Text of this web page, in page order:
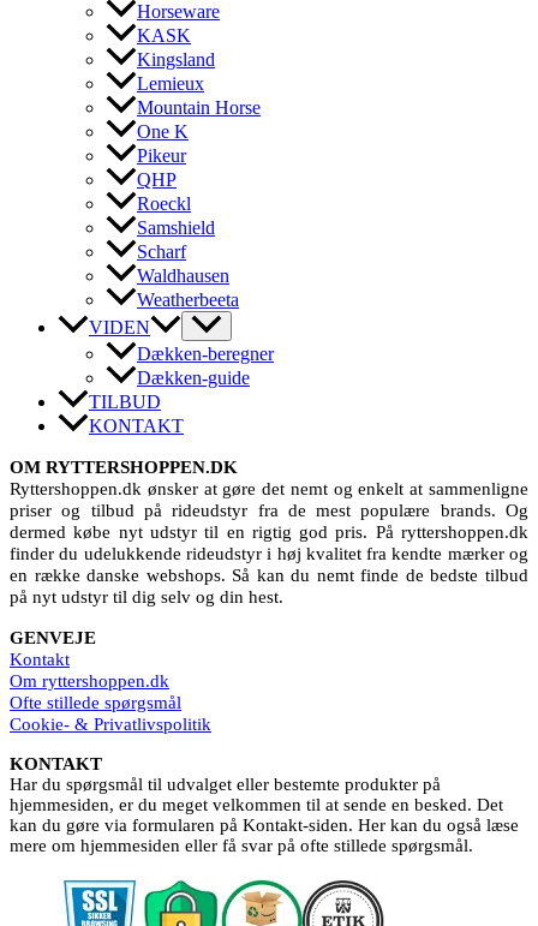
Horseware
KASK
Kingsland
Lemieux
Mountain Horse
One K
Pikeur
QHP
Roeckl
Samshield
Scharf
Waldhausen
Weatherbeeta
VIDEN
Dækken-beregner
Dækken-guide
TILBUD
KONTAKT
OM RYTTERSHOPPEN.DK
Ryttershoppen.dk ønsker at gøre det nemt og enkelt at sammenligne
priser og tilbud på rideudstyr fra de mest populære brands. Og
dermed købe nyt udstyr til en rigtig god pris. På ryttershoppen.dk
finder du udelukkende rideudstyr i høj kvalitet fra kendte mærker og
en række danske webshops. Så kan du nemt finde de bedste tilbud
på nyt udstyr til dig selv og din hest.
GENVEJE
Kontakt
Om ryttershoppen.dk
Ofte stillede spørgsmål
Cookie- & Privatlivspolitik
KONTAKT
Har du spørgsmål til udvalget eller bestemte produkter på
hjemmesiden, er du meget velkommen til at sende en besked. Det
kan du gøre via formularen på Kontakt-siden. Her kan du også læse
mere om hjemmesiden eller få svar på ofte stillede spørgsmål.